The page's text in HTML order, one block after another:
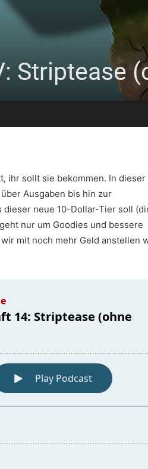
Striptease
ihr sollt sie bekommen. In dieser
Ausgaben bis hin zur
neue 10-Dollar-Tier soll
nur um Goodies und bessere
mit noch mehr Geld anstellen